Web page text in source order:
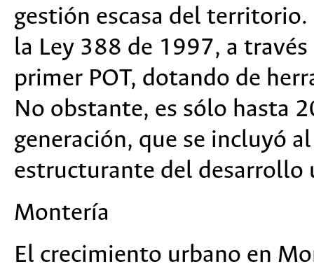
gestión escasa del
la Ley 388 de 1997, a
primer POT, dotando de
No obstante, es sólo hasta
generación, que se incluyó
estructurante del desarrollo
Montería
El crecimiento urbano en